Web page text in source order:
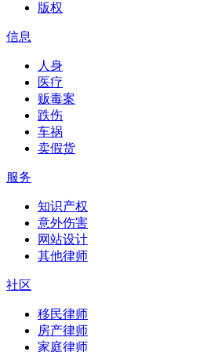
版权
信息
人身
医疗
贩毒案
跌伤
车祸
卖假货
服务
知识产权
意外伤害
网站设计
其他律师
社区
移民律师
房产律师
家庭律师